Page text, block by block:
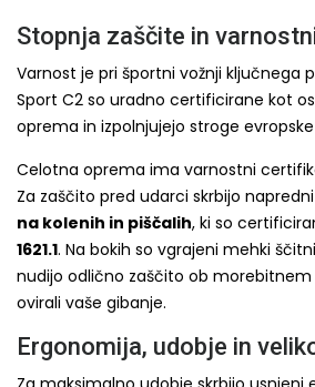
Stopnja zaščite in
Varnost je pri športni vožnji ključnega
Sport C2 so uradno certificirane kot
oprema in izpolnjujejo stroge
Celotna oprema ima varnostni
Za zaščito pred udarci skrbijo napredni
na kolenih in piščalih, ki so
1621.1. Na bokih so vgrajeni mehki
nudijo odlično zaščito ob
ovirali vaše gibanje.
Ergonomija, udobje in